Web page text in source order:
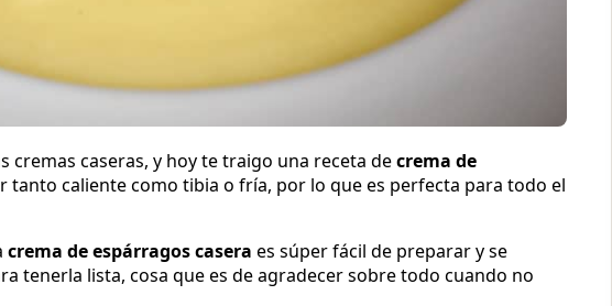
cremas caseras, y hoy te traigo una receta decrema de
tanto caliente como tibia o fría, por lo que es perfecta para todo el
crema de espárragos casera es súper fácil de preparar y se
tenerla lista, cosa que es de agradecer sobre todo cuando no